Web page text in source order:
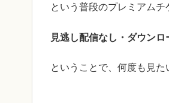
という普段のプレミアム
見逃し配信なし・ダウンロ
ということで、何度も見